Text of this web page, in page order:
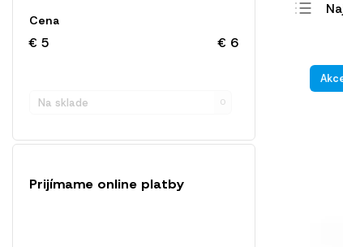
Cena
€ 5 € 6
Na sklade 0
Prijímame online platby